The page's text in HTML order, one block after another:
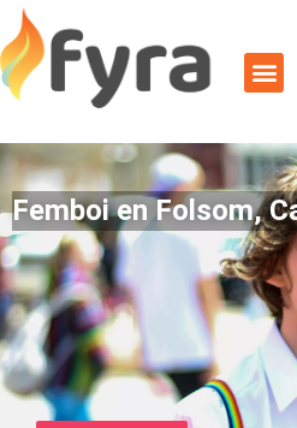
Femboi en Folsom,